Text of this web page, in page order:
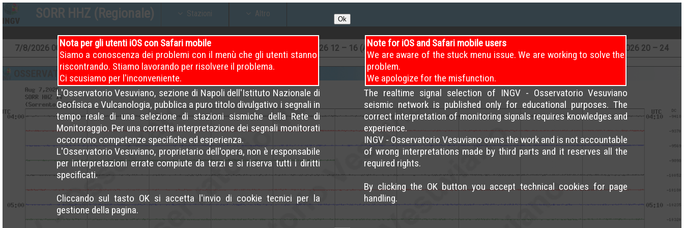
SORR HHZ (Regionale) Stazioni Altro
Ok
Nota per gli utenti iOS con Safari mobile
Siamo a conoscenza dei problemi con il menù che gli utenti stanno
riscontrando. Stiamo lavorando per risolvere il problema.
Ci scusiamo per l'inconveniente.
L'Osservatorio Vesuviano, sezione di Napoli dell'Istituto Nazionale di
Geofisica e Vulcanologia, pubblica a puro titolo divulgativo i segnali in
tempo reale di una selezione di stazioni sismiche della Rete di
Monitoraggio. Per una corretta interpretazione dei segnali monitorati
occorrono competenze specifiche ed esperienza.
L'Osservatorio Vesuviano, proprietario dell'opera, non è responsabile
per interpretazioni errate compiute da terzi e si riserva tutti i diritti
specificati.
Cliccando sul tasto OK si accetta l'invio di cookie tecnici per la
gestione della pagina.
Note for iOS and Safari mobile users
We are aware of the stuck menu issue. We are working to solve the
problem.
We apologize for the misfunction.
The realtime signal selection of INGV - Osservatorio Vesuviano
seismic network is published only for educational purposes. The
correct interpretation of monitoring signals requires knowledges and
experience.
INGV - Osservatorio Vesuviano owns the work and is not accountable
of wrong interpretations made by third parts and it reserves all the
required rights.
By clicking the OK button you accept technical cookies for page
handling.
7/8/202600 – 04 7/8/2026 04 – 08 7/8/2026 /8/2026 12 – 16 (Attuale) 6/8/202612 – 16 /8/2026 20 – 24